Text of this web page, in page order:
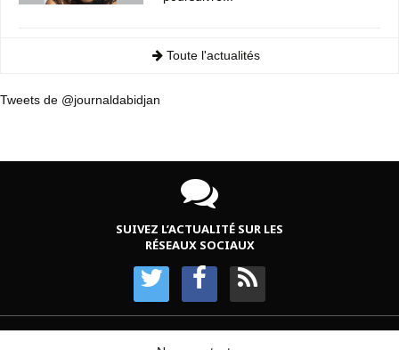
Toute l'actualités
Tweets de @journaldabidjan
SUIVEZ L’ACTUALITÉ SUR LES
RÉSEAUX SOCIAUX